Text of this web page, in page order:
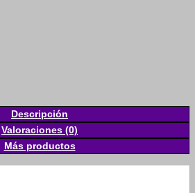
Descripción
Valoraciones (0)
Más productos